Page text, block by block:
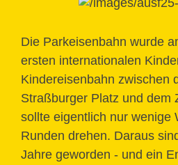
Die Parkeisenbahn wurde
ersten internationalen
Kindereisenbahn zwischen
Straßburger Platz und dem
sollte eigentlich nur wenige
Runden drehen. Daraus
Jahre geworden - und ein